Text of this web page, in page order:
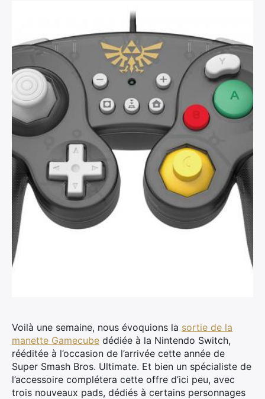
Voilà une semaine, nous évoquions la sortie de la
manette Gamecube dédiée à la Nintendo Switch,
rééditée à l’occasion de l’arrivée cette année de
Super Smash Bros. Ultimate. Et bien un spécialiste de
l’accessoire complétera cette offre d’ici peu, avec
trois nouveaux pads, dédiés à certains personnages